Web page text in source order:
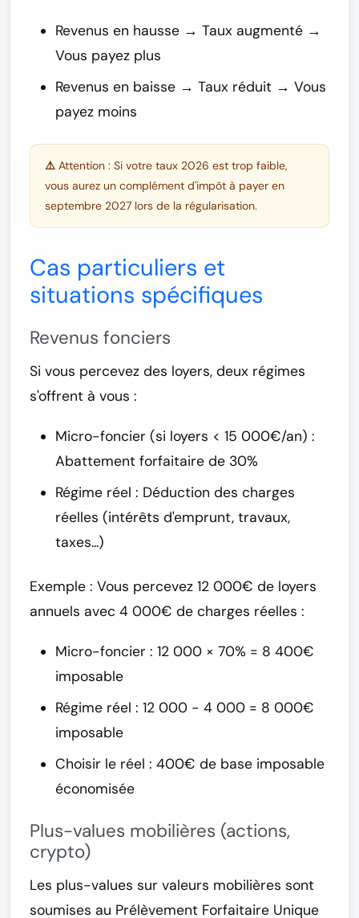
Revenus en hausse → Taux augmenté →
Vous payez plus
Revenus en baisse → Taux réduit → Vous
payez moins
⚠️ Attention : Si votre taux 2026 est trop faible,
vous aurez un complément d'impôt à payer en
septembre 2027 lors de la régularisation.
Cas particuliers et
situations spécifiques
Revenus fonciers
Si vous percevez des loyers, deux régimes
s'offrent à vous :
Micro-foncier (si loyers < 15 000€/an) :
Abattement forfaitaire de 30%
Régime réel : Déduction des charges
réelles (intérêts d'emprunt, travaux,
taxes...)
Exemple : Vous percevez 12 000€ de loyers
annuels avec 4 000€ de charges réelles :
Micro-foncier : 12 000 × 70% = 8 400€
imposable
Régime réel : 12 000 - 4 000 = 8 000€
imposable
Choisir le réel : 400€ de base imposable
économisée
Plus-values mobilières (actions,
crypto)
Les plus-values sur valeurs mobilières sont
soumises au Prélèvement Forfaitaire Unique